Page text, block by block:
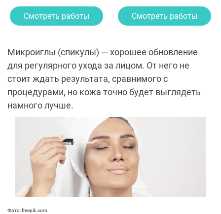
Смотреть работы Смотреть работы
Микроиглы (спикулы) — хорошее обновление
для регулярного ухода за лицом. От него не
стоит ждать результата, сравнимого с
процедурами, но кожа точно будет выглядеть
намного лучше.
Фото: freepik.com